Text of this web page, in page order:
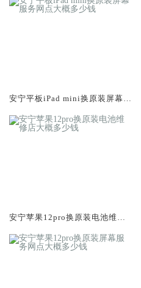
安宁平板iPad mini换原装屏幕服
安宁苹果12pro换原装电池维修